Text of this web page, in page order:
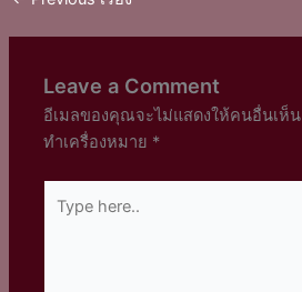
Leave a Comment
อีเมลของคุณจะไม่แสดงให้คนอื่นเห็น
ทำเครื่องหมาย *
here..